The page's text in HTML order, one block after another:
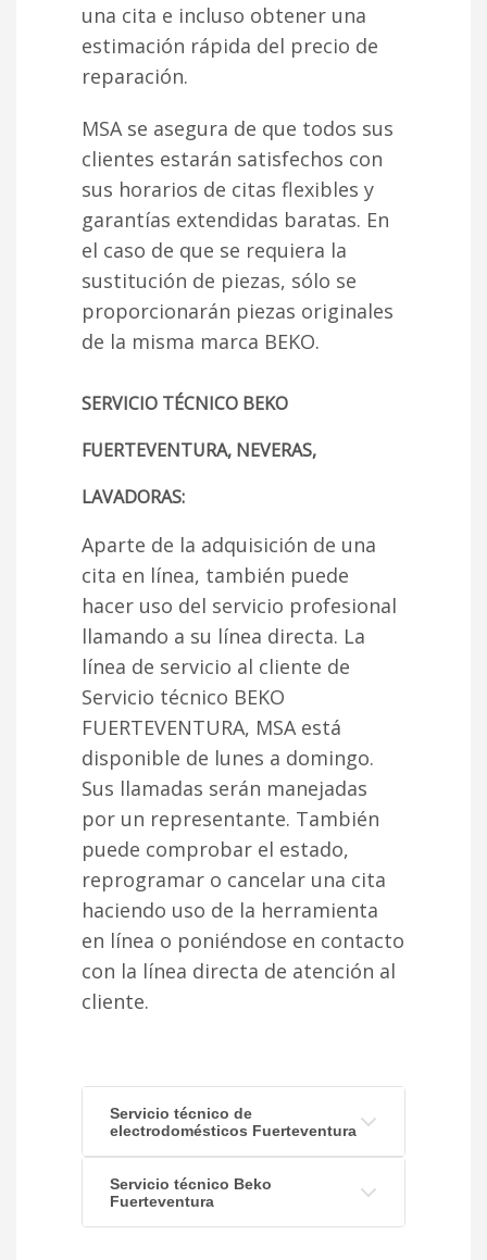
una cita e incluso obtener una
estimación rápida del precio de
reparación.
MSA se asegura de que todos sus
clientes estarán satisfechos con
sus horarios de citas flexibles y
garantías extendidas baratas. En
el caso de que se requiera la
sustitución de piezas, sólo se
proporcionarán piezas originales
de la misma marca BEKO.
SERVICIO TÉCNICO BEKO
FUERTEVENTURA, NEVERAS,
LAVADORAS:
Aparte de la adquisición de una
cita en línea, también puede
hacer uso del servicio profesional
llamando a su línea directa. La
línea de servicio al cliente de
Servicio técnico BEKO
FUERTEVENTURA, MSA está
disponible de lunes a domingo.
Sus llamadas serán manejadas
por un representante. También
puede comprobar el estado,
reprogramar o cancelar una cita
haciendo uso de la herramienta
en línea o poniéndose en contacto
con la línea directa de atención al
cliente.
Servicio técnico de
electrodomésticos Fuerteventura
Servicio técnico Beko
Fuerteventura